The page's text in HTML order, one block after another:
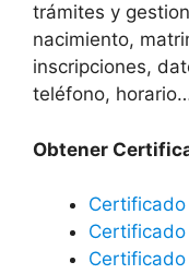
trámites y
nacimiento,
inscripciones,
teléfono,
Obtener